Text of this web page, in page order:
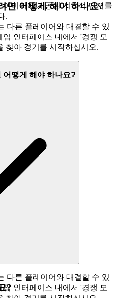
미지에 제공된 시각적 단서를
.
면 어떻게 해야 하나요?
다른 플레이어와 대결할 수 있
인터페이스 내에서 '경쟁 모
찾아 경기를 시작하십시오.
어떻게 해야 하나요?
다른 플레이어와 대결할 수 있
인터페이스 내에서 '경쟁 모
?